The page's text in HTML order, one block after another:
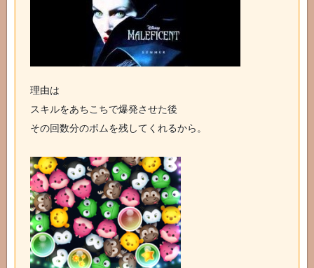
理由は
スキルをあちこちで爆発させた後
その回数分のボムを残してくれるから。